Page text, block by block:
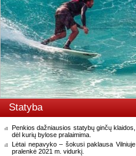
Statyba
Penkios dažniausios statybų ginčų klaidos,
dėl kurių bylose pralaimima.
Lėtai nepavyko – šokusi paklausa Vilniuje
pralenkė 2021 m. vidurkį.